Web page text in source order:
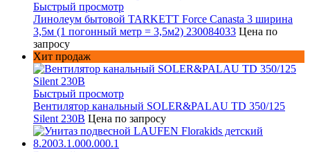
Быстрый просмотр
Линолеум бытовой TARKETT Force Canasta 3 ширина
3,5м (1 погонный метр = 3,5м2) 230084033 Цена по
запросу
Хит продаж
Быстрый просмотр
Вентилятор канальный SOLER&PALAU TD 350/125
Silent 230В Цена по запросу